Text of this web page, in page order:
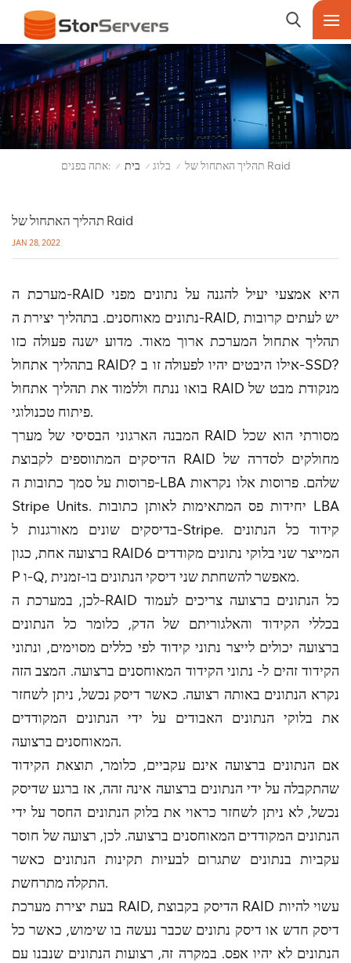
אתה בפנים: / בית / בלוג / תהליך האתחול של Raid
תהליך האתחול של Raid
JAN 28, 2022
מערכת ה-RAID היא אמצעי יעיל להגנה על נתונים מפני
נתונים מאוחסנים. בתהליך יצירת ה-RAID, יש לעתים קרובות
תהליך אתחול המערכת ארוך מאוד. מדוע ישנה פעולה כזו
בתהליך אתחול RAID? אילו היבטים יהיו לפעולה זו ב-SSD?
בואו ננתח וללמוד את תהליך אתחול RAID מנקודת מבט של
פיתוח טכנולוגי.
המבנה הארגוני הבסיסי של מערך RAID מסורתי הוא שכל
הדיסקים המתווספים לקבוצת RAID מחולקים לסדרה של
פרוסות על סמך כתובות ה-LBA שלהם. פרוסות אלו נקראות
Stripe Units. יחידות פס המתאימות לאותן כתובות LBA
בדיסקים שונים מאורגנות ל-Stripe. קידוד כל הנתונים
ברצועה אחת, כגון RAID6 המייצר שני בלוקי נתונים מקודדים
P ו-Q, מאפשר להשחתת שני דיסקי הנתונים בו-זמנית.
לכן, במערכת ה-RAID כל הנתונים ברצועה צריכים לעמוד
בכללי הקידוד והאלגוריתם של הדק, כלומר כל הנתונים
ברצועה יכולים לייצר נתוני קידוד לפי כללים מסוימים, ונתוני
הקידוד זהים ל- נתוני הקידוד המאוחסנים ברצועה. המצב הזה
נקרא הנתונים באותה רצועה. כאשר דיסק נכשל, ניתן לשחזר
את בלוקי הנתונים האבודים על ידי הנתונים המקודדים
המאוחסנים ברצועה.
אם הנתונים ברצועה אינם עקביים, כלומר, תוצאת הקידוד
שהתקבלה על ידי הנתונים ברצועה אינה זהה, אז ברגע שדיסק
נכשל, לא ניתן לשחזר כראוי את בלוק הנתונים החסר על ידי
הנתונים המקודדים המאוחסנים ברצועה. לכן, רצועה של חוסר
עקביות בנתונים שתגרום לבעיות תקינות הנתונים כאשר
התקלה מתרחשת.
בעת יצירת מערכת RAID, הדיסק בקבוצת RAID עשוי להיות
דיסק חדש או דיסק נתונים שכבר נעשה בו שימוש, כאשר כל
הנתונים לא יהיו אפס. במקרה זה, רצועות הנתונים שנבנו עם